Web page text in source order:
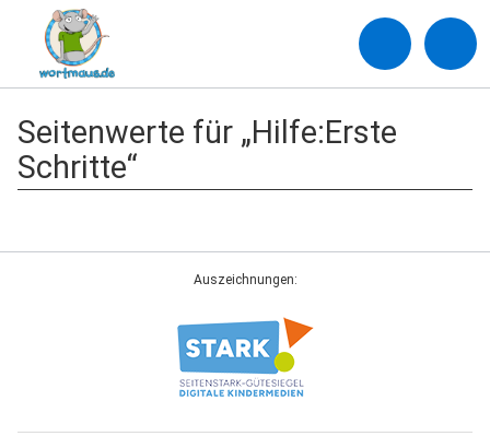
Seitenwerte für „Hilfe:Erste
Schritte“
Auszeichnungen: